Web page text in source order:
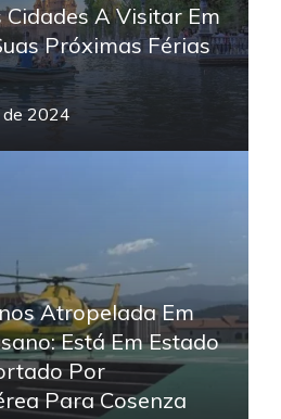
A Visitar Em
Próximas Férias
de 2024
Atropelada Em
Está Em Estado
Por
Para Cosenza